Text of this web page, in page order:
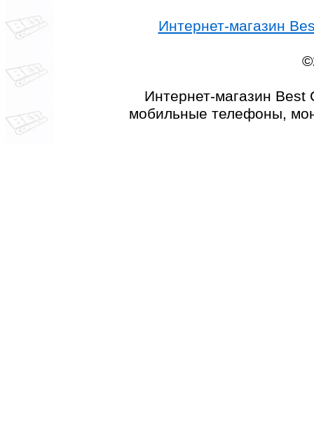
Интернет-магазин
Интернет-магазин Best
мобильные телефоны,